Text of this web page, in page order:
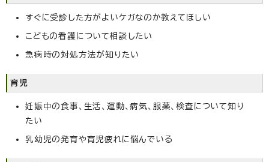
すぐに受診した方がよいケガなのか教えてほしい
こどもの看護について相談したい
急病時の対処方法が知りたい
育児
妊娠中の食事、生活、運動、病気、服薬、検査について知り
たい
乳幼児の発育や育児疲れに悩んでいる